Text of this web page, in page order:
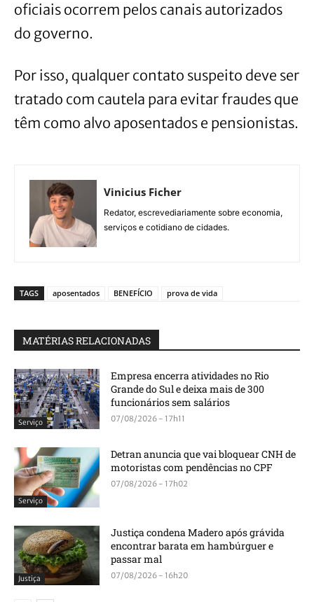
oficiais ocorrem pelos canais autorizados
do governo.
Por isso, qualquer contato suspeito deve ser
tratado com cautela para evitar fraudes que
têm como alvo aposentados e pensionistas.
Vinicius Ficher
Redator, escrevediariamente sobre economia,
serviços e cotidiano de cidades.
TAGS aposentados BENEFÍCIO prova de vida
MATÉRIAS RELACIONADAS
Serviço
Empresa encerra atividades no Rio
Grande do Sul e deixa mais de 300
funcionários sem salários
07/08/2026 - 17h11
Serviço
Detran anuncia que vai bloquear CNH de
motoristas com pendências no CPF
07/08/2026 - 17h02
Justiça
Justiça condena Madero após grávida
encontrar barata em hambúrguer e
passar mal
07/08/2026 - 16h20